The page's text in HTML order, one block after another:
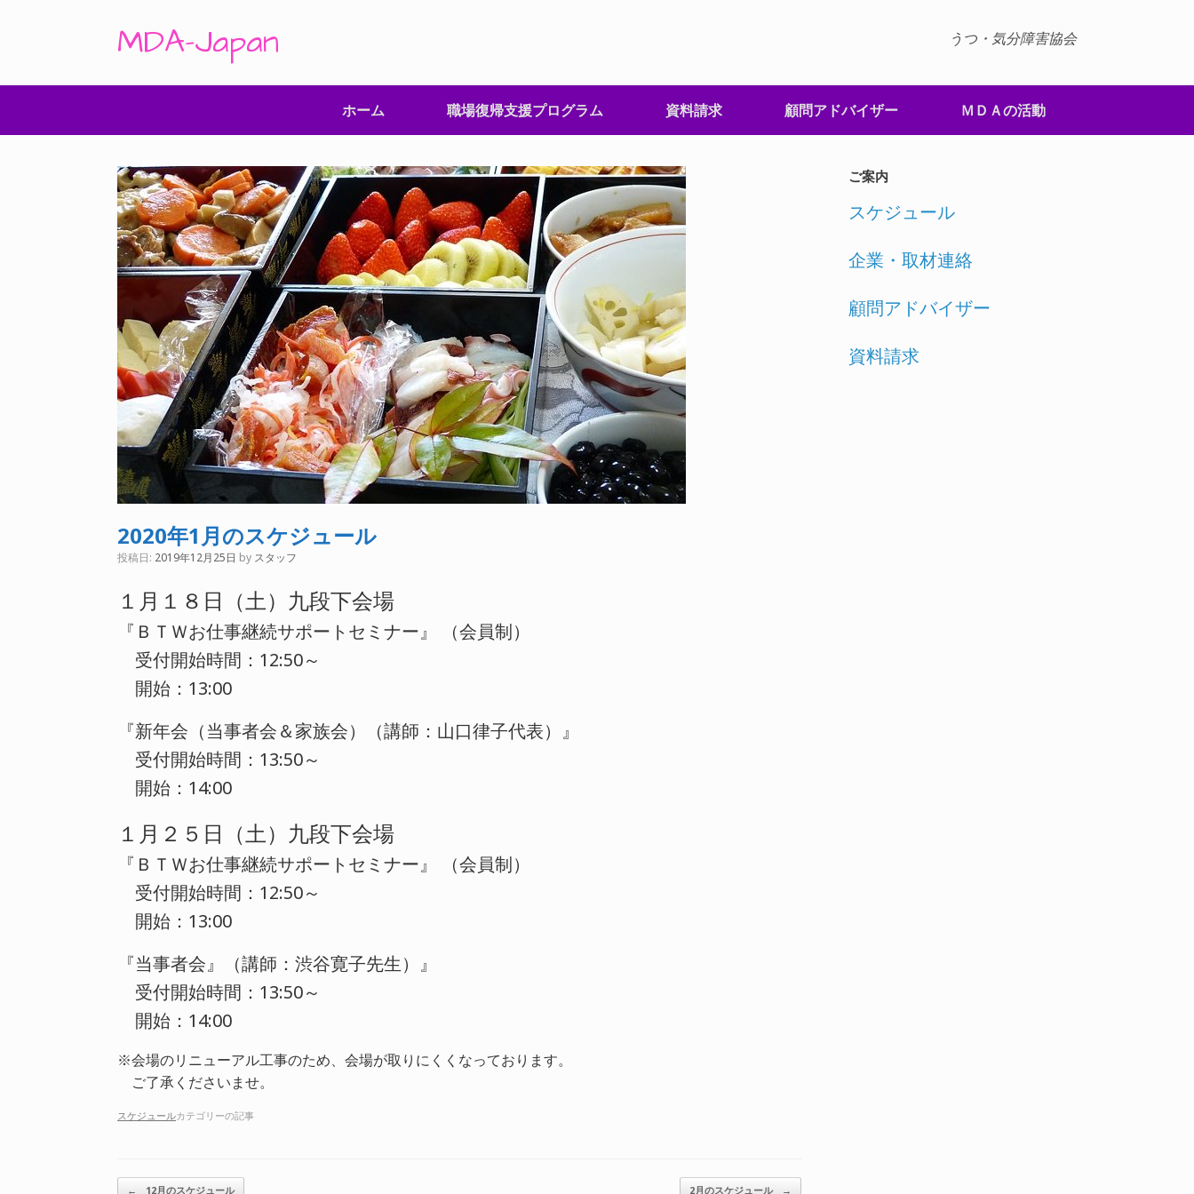
MDA-Japan うつ・気分障害協会
ホーム 職場復帰支援プログラム 資料請求 顧問アドバイザー ＭＤＡの活動
2020年1月のスケジュール
投稿日: 2019年12月25日 by スタッフ
１月１８日（土）九段下会場
『ＢＴＷお仕事継続サポートセミナー』 （会員制）
受付開始時間：12:50～
開始：13:00
『新年会（当事者会＆家族会）（講師：山口律子代表）』
受付開始時間：13:50～
開始：14:00
１月２５日（土）九段下会場
『ＢＴＷお仕事継続サポートセミナー』 （会員制）
受付開始時間：12:50～
開始：13:00
『当事者会』（講師：渋谷寛子先生）』
受付開始時間：13:50～
開始：14:00
※会場のリニューアル工事のため、会場が取りにくくなっております。
ご了承くださいませ。
スケジュールカテゴリーの記事
投稿ナビゲーション
← 12月のスケジュール 2月のスケジュール →
ご案内
スケジュール
企業・取材連絡
顧問アドバイザー
資料請求